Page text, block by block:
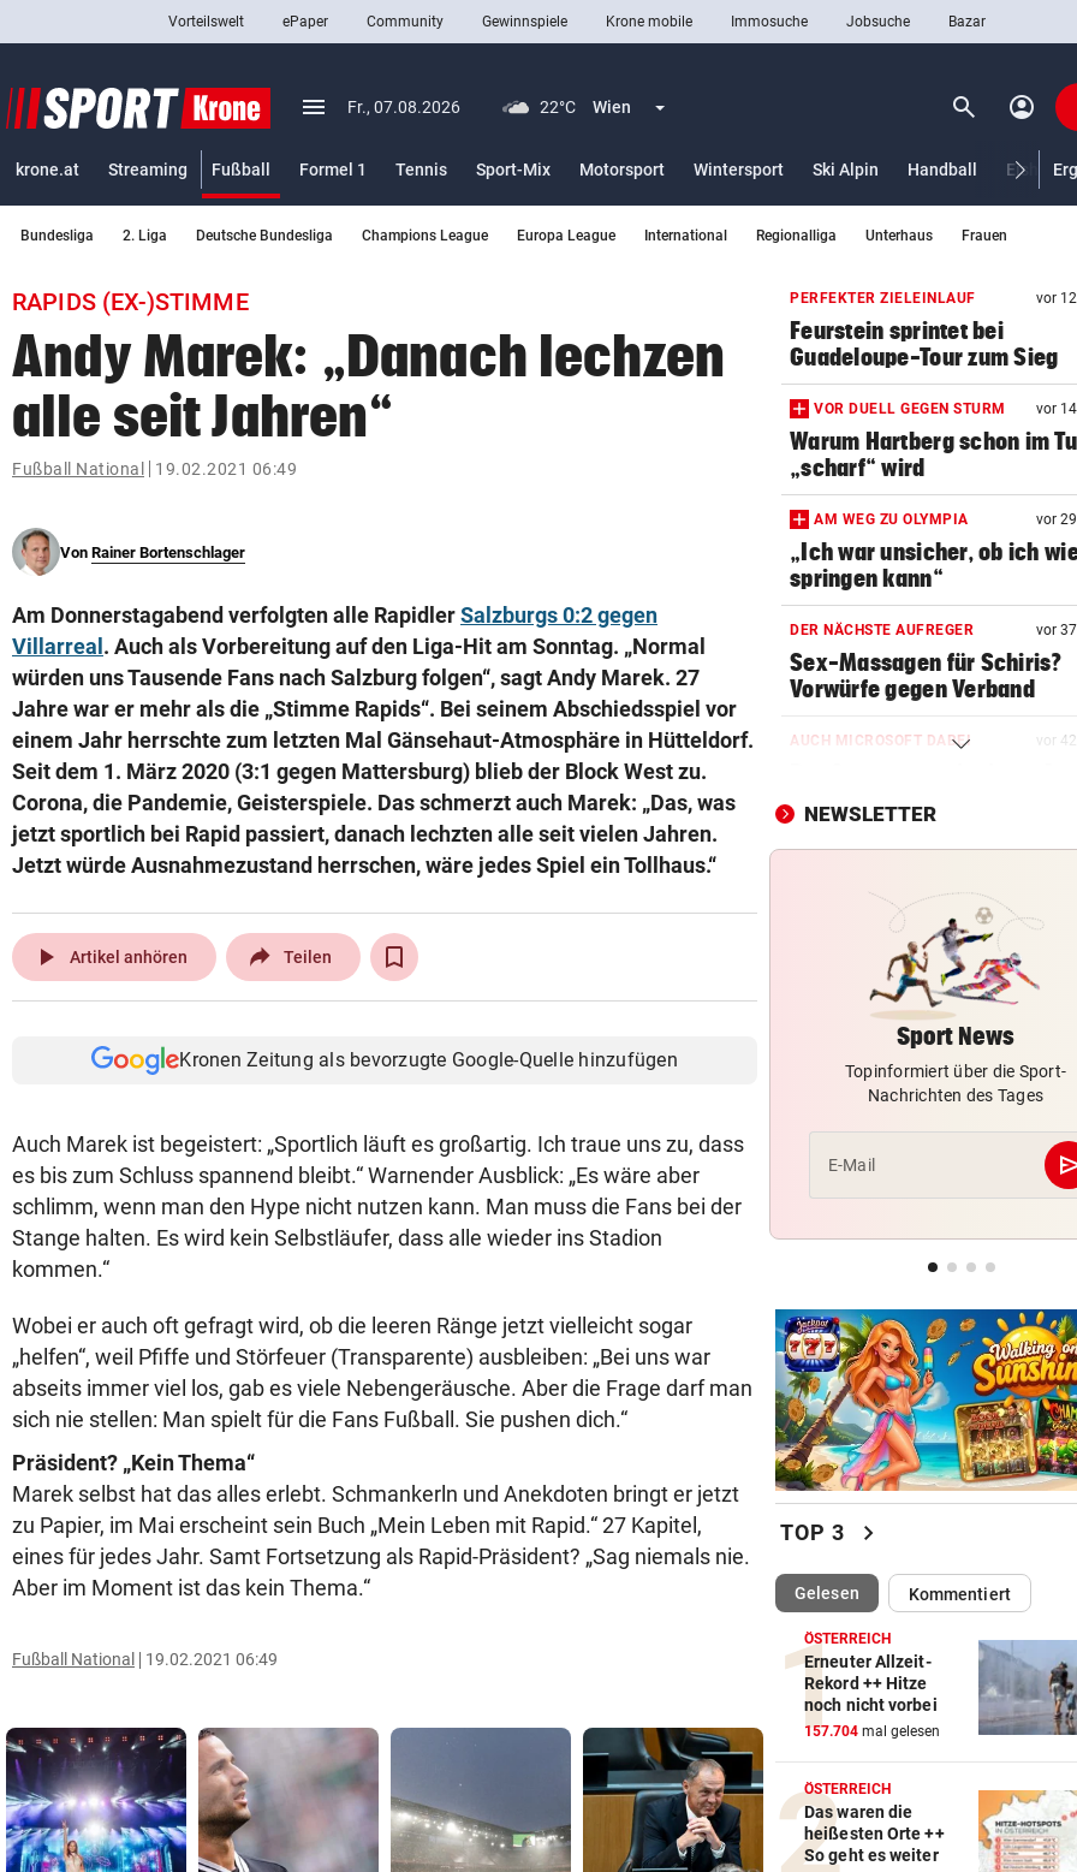
closeSchließen
Abonnieren
bookmark
Suchbegriff
eingeben
© Krone Multimedia GmbH & Co KG 2026
Vorteilswelt ePaper Community Gewinnspiele Krone mobile Immosuche Jobsuche Bazar
menu Menü aufklappen
Fr., 07.08.2026 22°C Wien Menü aufklappen search Suchen
account_circle
krone.at Streaming Fußball
Formel 1
Tennis Sport-Mix Motorsport Wintersport Ski Alpin Handball
Bundesliga 2. Liga Deutsche Bundesliga Champions League Europa League International Regionalliga Unterhaus Frauen
RAPIDS (EX-)STIMME
Andy Marek: „Danach lechzen
alle seit Jahren“
Fußball National 19.02.2021 06:49
Von Rainer Bortenschlager
Am Donnerstagabend verfolgten alle RapidlerSalzburgs 0:2 gegen
Villarreal . Auch als Vorbereitung auf den Liga-Hit am Sonntag. „Normal
würden uns Tausende Fans nach Salzburg folgen“, sagt Andy Marek. 27
Jahre war er mehr als die „Stimme Rapids“. Bei seinem Abschiedsspiel vor
einem Jahr herrschte zum letzten Mal Gänsehaut-Atmosphäre in Hütteldorf.
Seit dem 1. März 2020 (3:1 gegen Mattersburg) blieb der Block West zu.
Corona, die Pandemie, Geisterspiele. Das schmerzt auch Marek: „Das, was
jetzt sportlich bei Rapid passiert, danach lechzten alle seit vielen Jahren.
Jetzt würde Ausnahmezustand herrschen, wäre jedes Spiel ein Tollhaus.“
play_arrow Artikel anhören Teilen
Kronen Zeitung als bevorzugte Google-Quelle hinzufügen
Auch Marek ist begeistert: „Sportlich läuft es großartig. Ich traue uns zu, dass
es bis zum Schluss spannend bleibt.“ Warnender Ausblick: „Es wäre aber
schlimm, wenn man den Hype nicht nutzen kann. Man muss die Fans bei der
Stange halten. Es wird kein Selbstläufer, dass alle wieder ins Stadion
kommen.“
Wobei er auch oft gefragt wird, ob die leeren Ränge jetzt vielleicht sogar
„helfen“, weil Pfiffe und Störfeuer (Transparente) ausbleiben: „Bei uns war
abseits immer viel los, gab es viele Nebengeräusche. Aber die Frage darf man
sich nie stellen: Man spielt für die Fans Fußball. Sie pushen dich.“
Präsident? „Kein Thema“
Marek selbst hat das alles erlebt. Schmankerln und Anekdoten bringt er jetzt
zu Papier, im Mai erscheint sein Buch „Mein Leben mit Rapid.“ 27 Kapitel,
eines für jedes Jahr. Samt Fortsetzung als Rapid-Präsident? „Sag niemals nie.
Aber im Moment ist das kein Thema.“
Fußball National 19.02.2021 06:49
PERFEKTER ZIELEINLAUF vor
Feurstein sprintet bei
Guadeloupe-Tour zum Sieg
VOR DUELL GEGEN STURM vor
Warum Hartberg schon im
„scharf“ wird
AM WEG ZU OLYMPIA vor
„Ich war unsicher, ob ich
springen kann“
DER NÄCHSTE AUFREGER vor
Sex-Massagen für Schiris?
Vorwürfe gegen Verband
AUCH MICROSOFT DABEI vor
sorgte für Revolution
NUMMER NEUN ZU STARK
Potapova geht unter
GUT-BEHRAMI HÖRT AUF
Ski-Paukenschlag: Verband
„nicht vorbeireitet“
DANK ENERGIE VON BANK
Rapid: „Plan“ ging auf –
Gegner wohl fix!
19.30 Uhr LIVE
„Sah sehr schlimm aus“ –
um Salzburg-Kicker
NEWSLETTER
Sport News
Topinformiert über die Sport-
Nachrichten des Tages
E-Mail
TOP 3 chevron_right
Gelesen(ausgewählt)Kommentiert
ÖSTERREICH
Erneuter Allzeit-
Rekord ++ Hitze
noch nicht vorbei
157.704 mal gelesen
ÖSTERREICH
Das waren die
heißesten Orte ++
So geht es weiter